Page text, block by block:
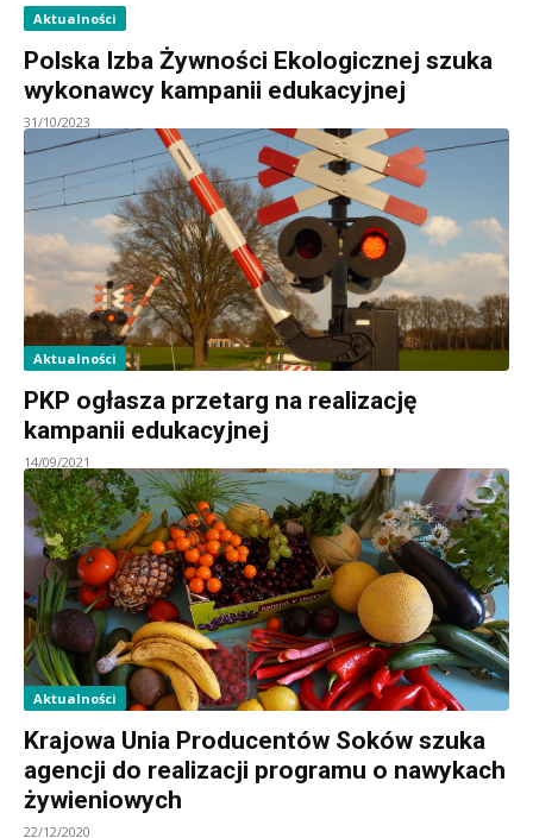
Aktualności
Polska Izba Żywności Ekologicznej szuka
wykonawcy kampanii edukacyjnej
31/10/2023
Aktualności
PKP ogłasza przetarg na realizację
kampanii edukacyjnej
14/09/2021
Aktualności
Krajowa Unia Producentów Soków szuka
agencji do realizacji programu o nawykach
żywieniowych
22/12/2020